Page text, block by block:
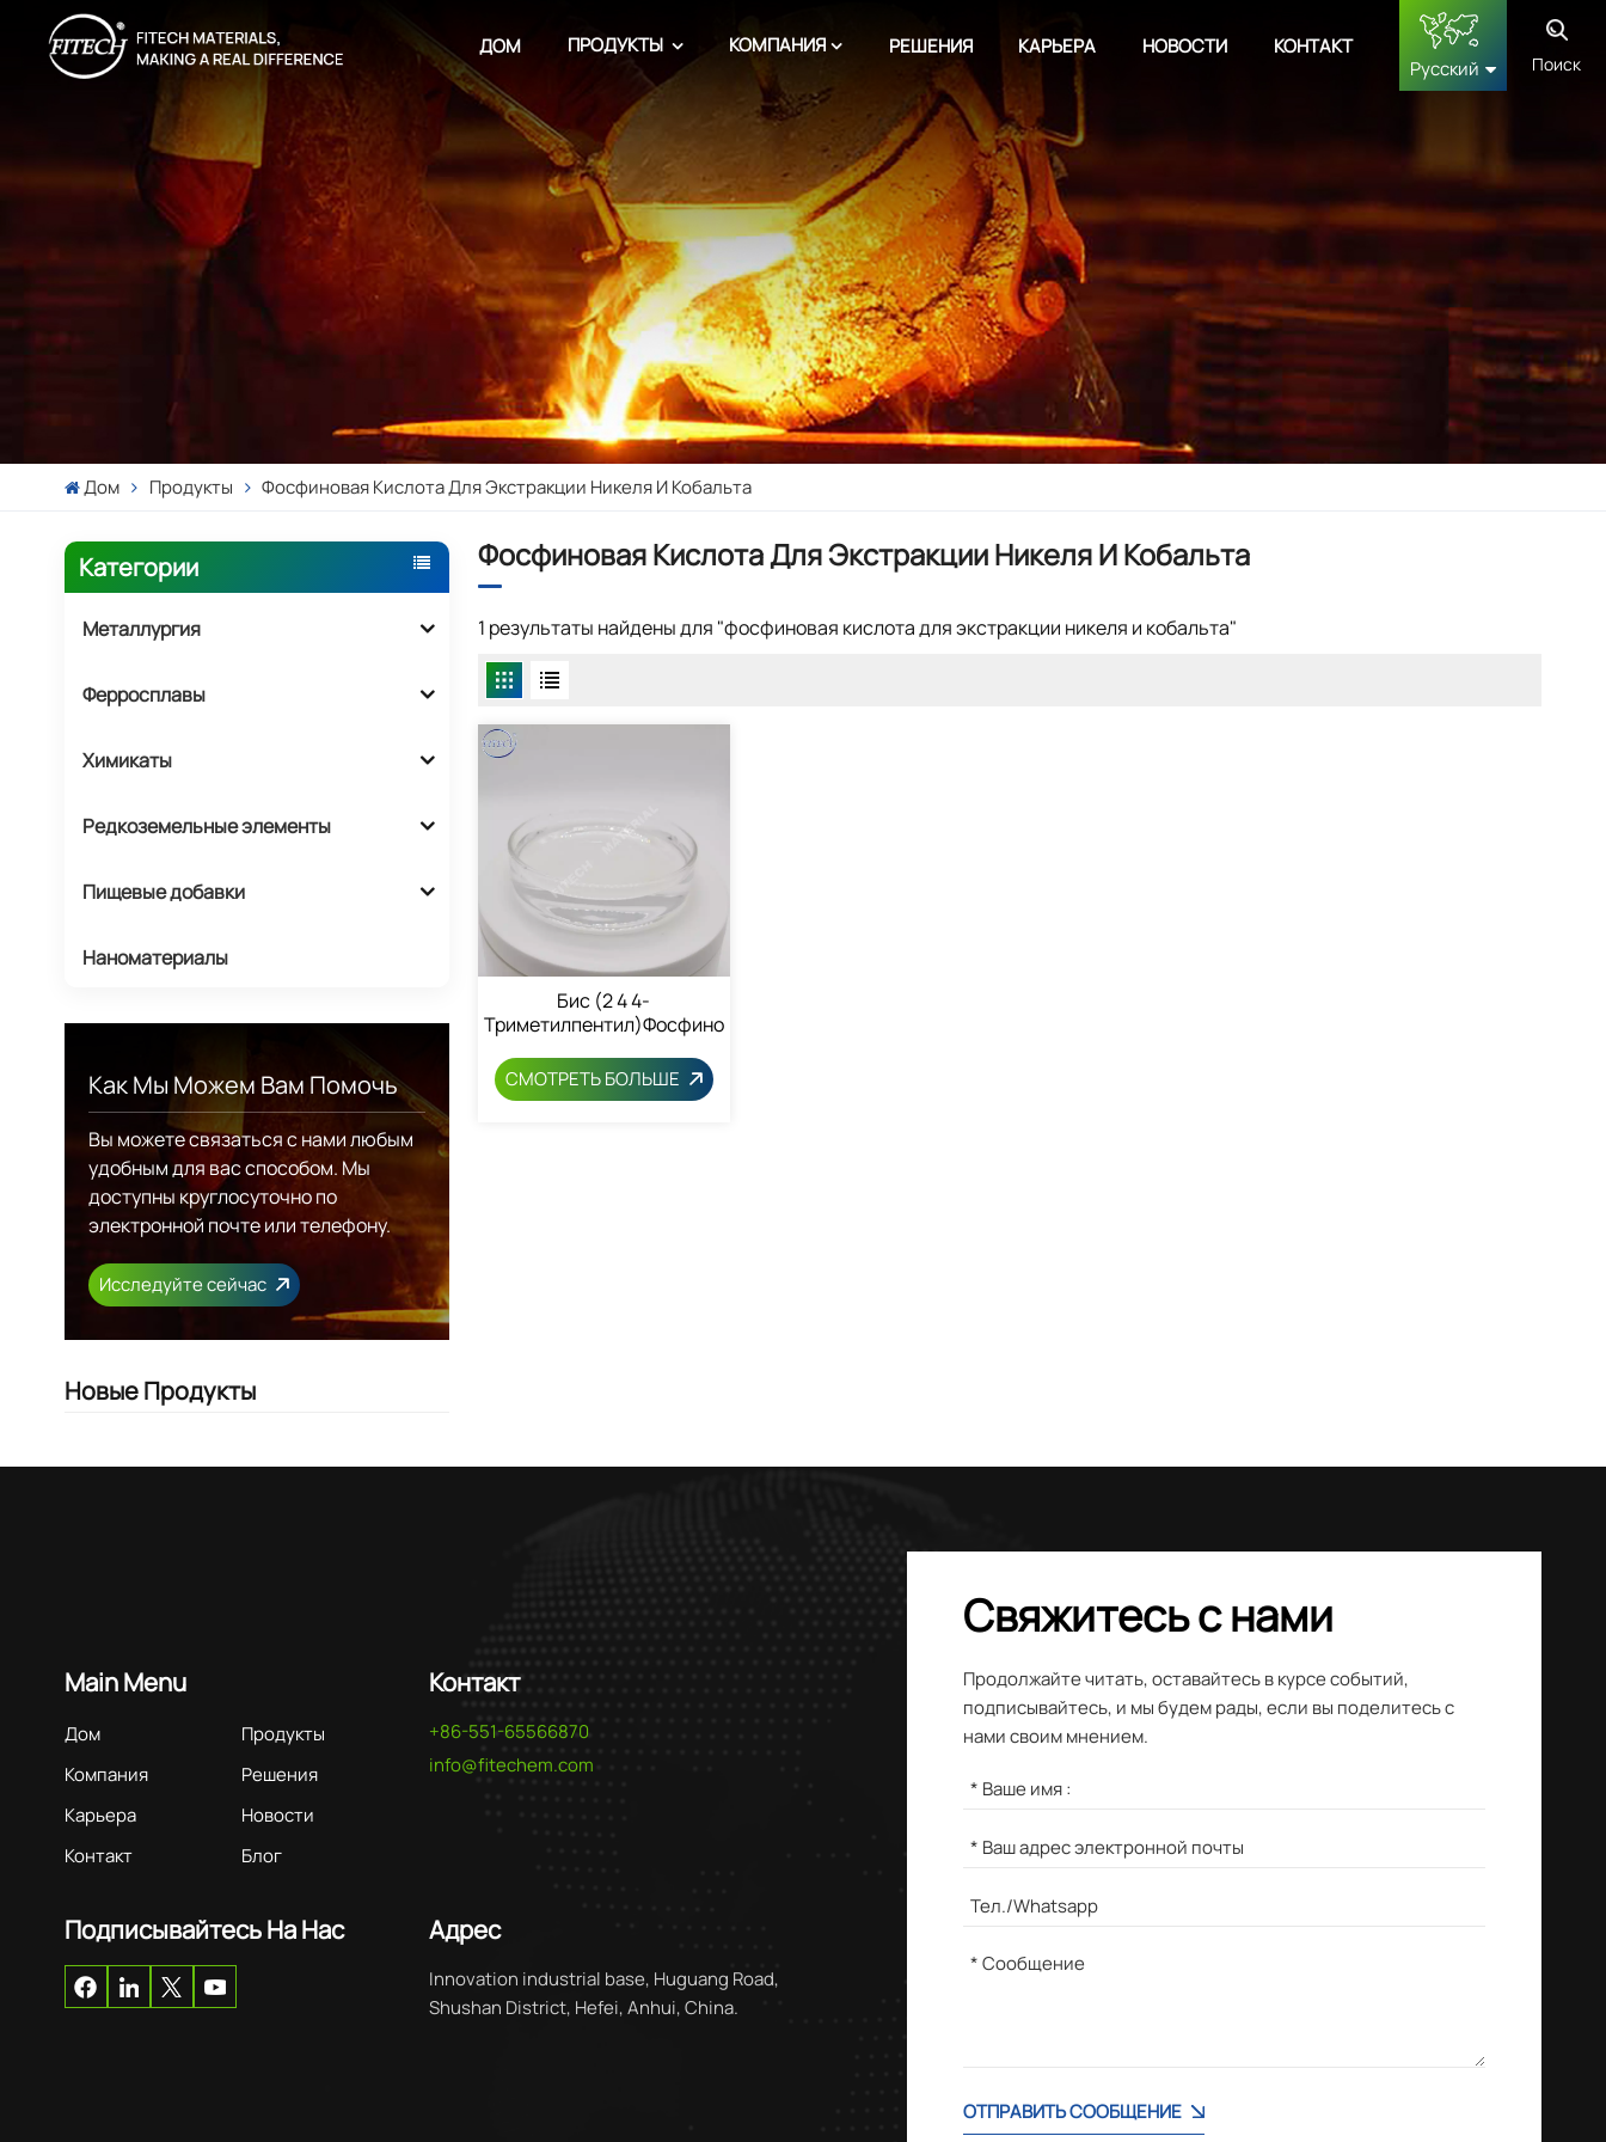
ДОМ ПРОДУКТЫ КОМПАНИЯ РЕШЕНИЯ КАРЬЕРА НОВОСТИ
КОНТАКТ
Русский
français
Deutsch
русский
Поиск
Дом Продукты Фосфиновая Кислота Для Экстракции Никеля И Кобальта
Категории
Металлургия
Ферросплавы
Химикаты
Редкоземельные элементы
Пищевые добавки
Наноматериалы
Как Мы Можем Вам Помочь
Вы можете связаться с нами любым
удобным для вас способом. Мы
доступны круглосуточно по
электронной почте или телефону.
Исследуйте сейчас
Новые Продукты
Фосфиновая Кислота Для Экстракции Никеля И Кобальта
1 результаты найдены для "фосфиновая кислота для экстракции никеля и кобальта"
Бис (2 4 4-
Триметилпентил)фосфиновая
СМОТРЕТЬ БОЛЬШЕ
Main Menu
Дом
Продукты
Компания
Решения
Карьера
Новости
Контакт
Блог
Контакт
+86-551-65566870
info@fitechem.com
Подписывайтесь На Нас Адрес
Innovation industrial base, Huguang Road,
Shushan District, Hefei, Anhui, China.
Свяжитесь с нами
Продолжайте читать, оставайтесь в курсе событий,
подписывайтесь, и мы будем рады, если вы поделитесь с
нами своим мнением.
ОТПРАВИТЬ СООБЩЕНИЕ